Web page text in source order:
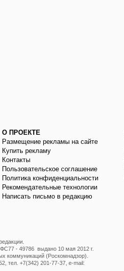
О ПРОЕКТЕ
Размещение рекламы на сайте
Купить рекламу
Контакты
Пользовательское соглашение
Политика конфиденциальности
Рекомендательные технологии
Написать письмо в редакцию
- 49786 выдано 10 мая 2012 г.
коммуникаций (Роскомнадзор).
тел. +7(342) 201-77-37, e-mail: